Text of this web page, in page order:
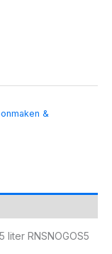
&
liter RNSNOGOS5